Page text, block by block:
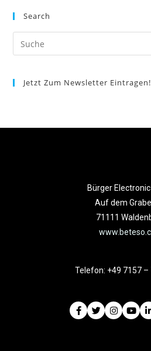
Search
Jetzt Zum Newsletter Eintragen!
Bürger Electronic
Auf dem
71111
Telefon: +49 7157 –